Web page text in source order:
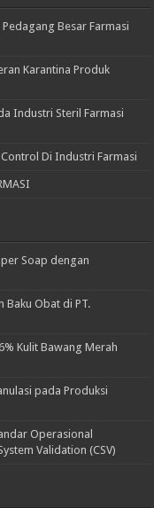
Besar Farmasi
Karantina Produk
Industri Steril Farmasi
Di Industri Farmasi
Soap dengan
Baku Obat di PT.
Kulit Bawang Merah
pada Produksi
Operasional
Validation (CSV)